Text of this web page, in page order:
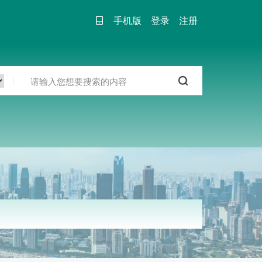
手机版 登录 注册